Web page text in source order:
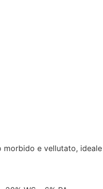
morbido e vellutato,